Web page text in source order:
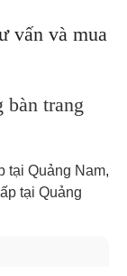
vấn và mua
bàn trang
tại Quảng Nam,
tại Quảng